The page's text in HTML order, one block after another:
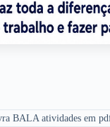
BALA atividades em